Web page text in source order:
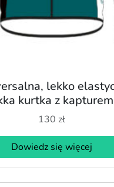
lekko
kurtka z
130 zł
Dowiedz się więcej